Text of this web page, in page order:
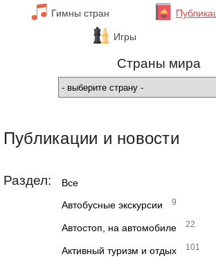
Гимны стран
Игры
Страны мира
Публикации и новости
Раздел: Все
Автобусные экскурсии 9
Автостоп, на автомобиле 22
Активный туризм и отдых 101